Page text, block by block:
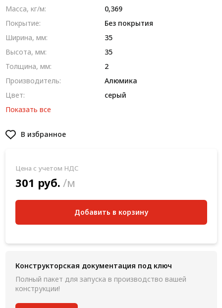
Масса, кг/м:
0,369
Покрытие:
Без покрытия
Ширина, мм:
35
Высота, мм:
35
Толщина, мм:
2
Производитель:
Алюмика
Цвет:
серый
Показать все
В избранное
Цена с учетом НДС
301 руб. /м
Добавить в корзину
Конструкторская документация под ключ
Полный пакет для запуска в производство вашей
конструкции!